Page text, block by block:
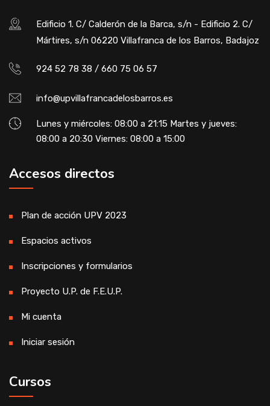
Edificio 1. C/ Calderón de la Barca, s/n - Edificio 2. C/
Mártires, s/n 06220 Villafranca de los Barros, Badajoz
924 52 78 38 / 660 75 06 57
info@upvillafrancadelosbarros.es
Lunes y miércoles: 08:00 a 21:15 Martes y jueves:
08:00 a 20:30 Viernes: 08:00 a 15:00
Accesos directos
Plan de acción UPV 2023
Espacios activos
Inscripciones y formularios
Proyecto U.P. de F.E.U.P.
Mi cuenta
Iniciar sesión
Cursos